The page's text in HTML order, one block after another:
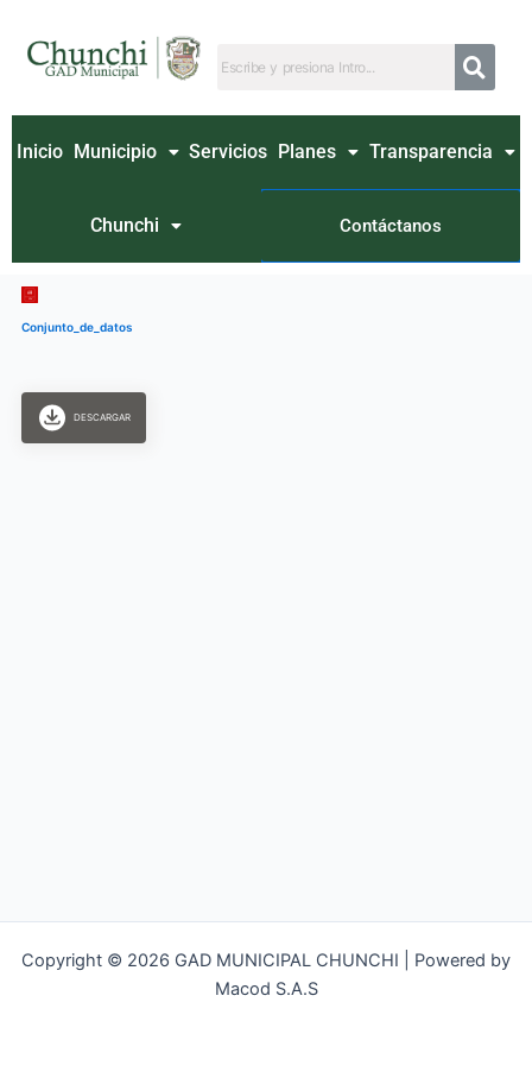
contenido
Inicio Municipio Servicios Planes Transparencia
Chunchi Contáctanos
Conjunto_de_datos
DESCARGAR
Copyright © 2026 GAD MUNICIPAL CHUNCHI | Powered by
Macod S.A.S